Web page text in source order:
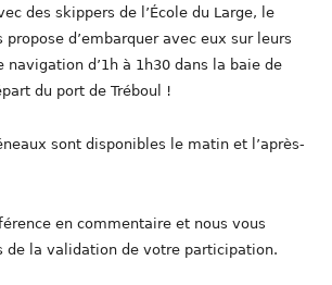
des skippers de l’École du Large, le
propose d’embarquer avec eux sur leurs
navigation d’1h à 1h30 dans la baie de
du port de Tréboul !
sont disponibles le matin et l’après-
en commentaire et nous vous
de la validation de votre participation.